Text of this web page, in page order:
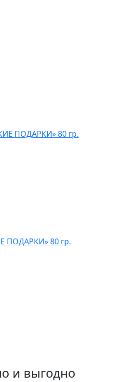
ПОДАРКИ» 80 гр.
и выгодно